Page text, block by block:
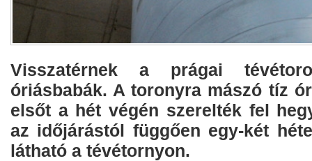
Visszatérnek a prágai
óriásbabák. A toronyra mászó tíz
elsőt a hét végén szerelték fel
az időjárástól függően egy-két
látható a tévétornyon.